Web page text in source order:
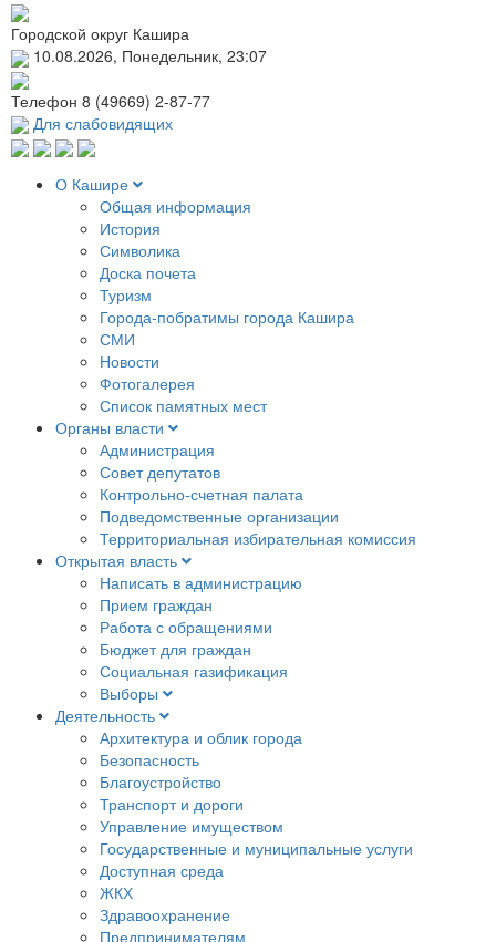
Городской округ Кашира
10.08.2026, Понедельник, 23:07
Телефон 8 (49669) 2-87-77
Для слабовидящих
О Кашире
Общая информация
История
Символика
Доска почета
Туризм
Города-побратимы города Кашира
СМИ
Новости
Фотогалерея
Список памятных мест
Органы власти
Администрация
Совет депутатов
Контрольно-счетная палата
Подведомственные организации
Территориальная избирательная комиссия
Открытая власть
Написать в администрацию
Прием граждан
Работа с обращениями
Бюджет для граждан
Социальная газификация
Выборы
Деятельность
Архитектура и облик города
Безопасность
Благоустройство
Транспорт и дороги
Управление имуществом
Государственные и муниципальные услуги
Доступная среда
ЖКХ
Здравоохранение
Предпринимателям